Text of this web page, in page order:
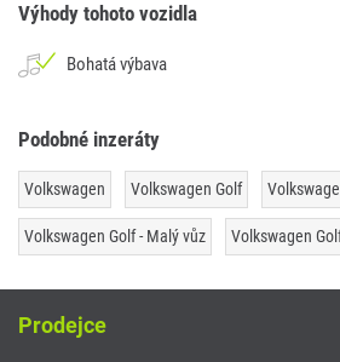
Výhody tohoto vozidla
Bohatá výbava
Podobné inzeráty
Volkswagen Volkswagen Golf
Volkswagen Golf - Malý vůz Volkswagen
Prodejce